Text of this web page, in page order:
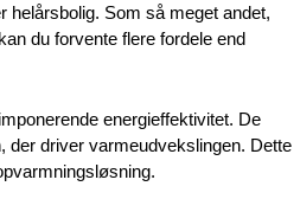
helårsbolig. Som så meget andet,
du forvente flere fordele end
energieffektivitet. De
der driver varmeudvekslingen. Dette